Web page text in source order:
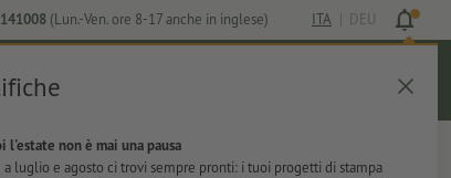
(Lun.-Ven. ore 8-17 anche in inglese) ITA | DEU
l'estate non è mai una pausa
a luglio e agosto ci trovi sempre pronti: i tuoi progetti di stampa
Carrello
Per l'ufficio Adesivi